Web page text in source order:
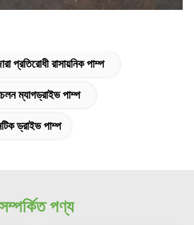
প্রতিরোধী রাসায়নিক পাম্প
ম্যাগড্রাইভ পাম্প
ড্রাইভ পাম্প
সম্পর্কিত পণ্য